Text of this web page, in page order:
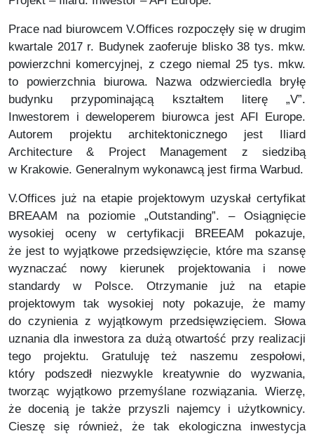
Prace nad biurowcem V.Offices rozpoczęły się w drugim
kwartale 2017 r. Budynek zaoferuje blisko 38 tys. mkw.
powierzchni komercyjnej, z czego niemal 25 tys. mkw.
to powierzchnia biurowa. Nazwa odzwierciedla bryłę
budynku przypominającą kształtem literę „V”.
Inwestorem i deweloperem biurowca jest AFI Europe.
Autorem projektu architektonicznego jest Iliard
Architecture & Project Management z siedzibą
w Krakowie. Generalnym wykonawcą jest firma Warbud.
V.Offices już na etapie projektowym uzyskał certyfikat
BREAAM na poziomie „Outstanding”. – Osiągnięcie
wysokiej oceny w certyfikacji BREEAM pokazuje,
że jest to wyjątkowe przedsięwzięcie, które ma szansę
wyznaczać nowy kierunek projektowania i nowe
standardy w Polsce. Otrzymanie już na etapie
projektowym tak wysokiej noty pokazuje, że mamy
do czynienia z wyjątkowym przedsięwzięciem. Słowa
uznania dla inwestora za dużą otwartość przy realizacji
tego projektu. Gratuluję też naszemu zespołowi,
który podszedł niezwykle kreatywnie do wyzwania,
tworząc wyjątkowo przemyślane rozwiązania. Wierzę,
że docenią je także przyszli najemcy i użytkownicy.
Cieszę się również, że tak ekologiczna inwestycja